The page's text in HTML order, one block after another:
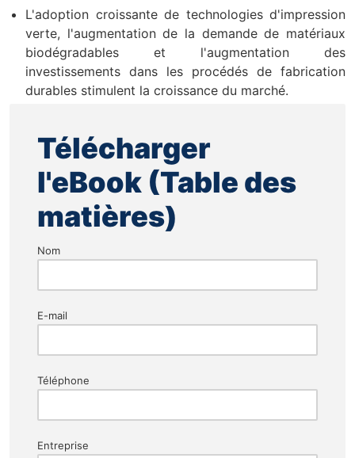
L'adoption croissante de technologies d'impression
verte, l'augmentation de la demande de matériaux
biodégradables et l'augmentation des
investissements dans les procédés de fabrication
durables stimulent la croissance du marché.
Télécharger
l'eBook (Table des
matières)
Nom
E-mail
Téléphone
Entreprise